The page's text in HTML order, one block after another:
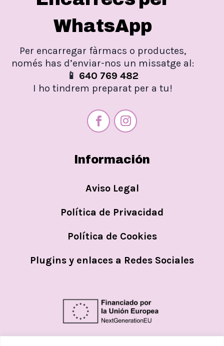
WhatsApp
Per encarregar fàrmacs o productes,
només has d’enviar-nos un missatge al:
📱 640 769 482
I ho tindrem preparat per a tu!
Información
Aviso Legal
Política de Privacidad
Política de Cookies
Plugins y enlaces a Redes Sociales